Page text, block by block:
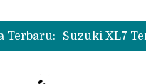
Terbaru: